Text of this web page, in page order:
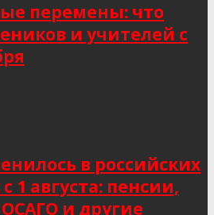
перемены: что
и учителей с
в российских
1 августа: пенсии,
и другие